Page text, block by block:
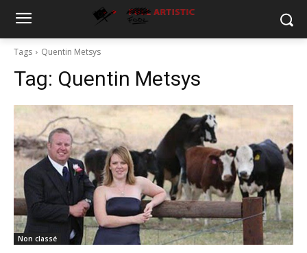
Tags Quentin Metsys
Tag: Quentin Metsys
Non classé